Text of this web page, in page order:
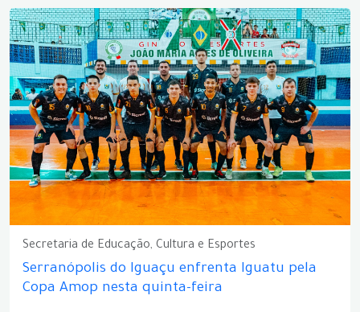
Secretaria de Educação, Cultura e Esportes
Serranópolis do Iguaçu enfrenta Iguatu pela
Copa Amop nesta quinta-feira